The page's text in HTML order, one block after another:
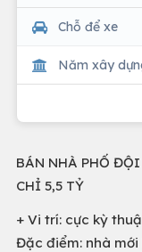
Chỗ để xe
Năm xây
BÁN NHÀ PHỐ ĐỘI
CHỈ 5,5 TỶ
+ Vi trí: cực kỳ
Đặc điểm: nhà